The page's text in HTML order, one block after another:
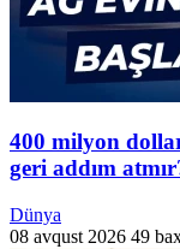
400 milyon
geri addım
Dünya
08 avqust 2026 49